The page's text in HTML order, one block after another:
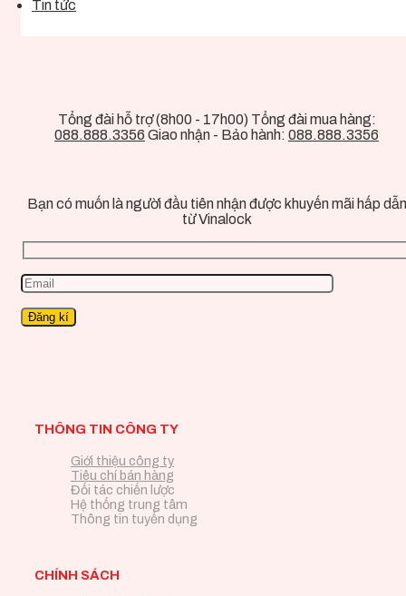
Tin tức
Tổng đài hỗ trợ (8h00 - 17h00) Tổng đài mua hàng:
088.888.3356 Giao nhận - Bảo hành: 088.888.3356
Bạn có muốn là người đầu tiên nhận được khuyến mãi hấp dẫn
từ Vinalock
THÔNG TIN CÔNG TY
Giới thiệu công ty
Tiêu chí bán hàng
Đối tác chiến lược
Hệ thống trung tâm
Thông tin tuyển dụng
CHÍNH SÁCH